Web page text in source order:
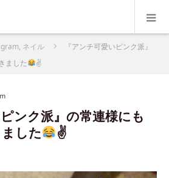
, ネイル
『アンチ可愛いピンク派』
ました
✌
ンク派』の常連様にも
した
✌